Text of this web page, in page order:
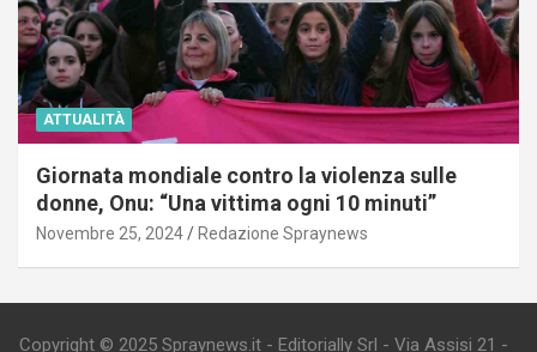
ATTUALITÀ
Giornata mondiale contro la violenza sulle
donne, Onu: “Una vittima ogni 10 minuti”
Novembre 25, 2024 Redazione Spraynews
Copyright © 2025 Spraynews.it - Editorially Srl - Via Assisi 21 -